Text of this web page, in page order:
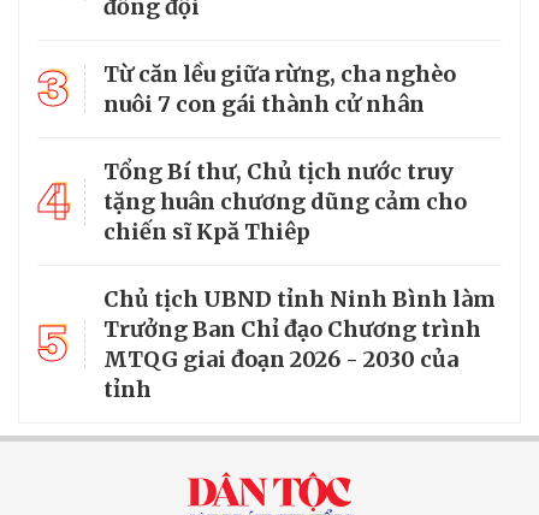
đồng đội
3
Từ căn lều giữa rừng, cha nghèo
nuôi 7 con gái thành cử nhân
4
Tổng Bí thư, Chủ tịch nước truy
tặng huân chương dũng cảm cho
chiến sĩ Kpă Thiêp
5
Chủ tịch UBND tỉnh Ninh Bình làm
Trưởng Ban Chỉ đạo Chương trình
MTQG giai đoạn 2026 - 2030 của
tỉnh